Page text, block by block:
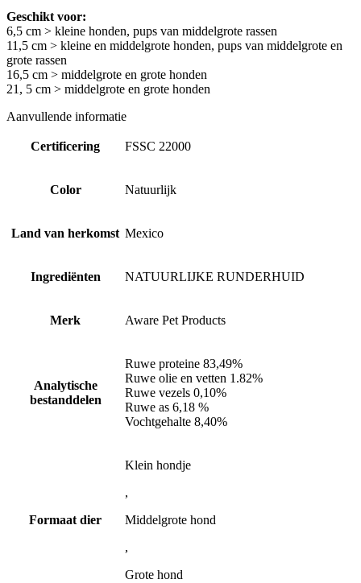
Geschikt voor:
6,5 cm > kleine honden, pups van middelgrote rassen
11,5 cm > kleine en middelgrote honden, pups van middelgrote en
grote rassen
16,5 cm > middelgrote en grote honden
21, 5 cm > middelgrote en grote honden
Aanvullende informatie
Certificering FSSC 22000
Color Natuurlijk
Land van herkomst Mexico
Ingrediënten NATUURLIJKE RUNDERHUID
Merk Aware Pet Products
Analytische
bestanddelen
Ruwe proteine 83,49%
Ruwe olie en vetten 1.82%
Ruwe vezels 0,10%
Ruwe as 6,18 %
Vochtgehalte 8,40%
Formaat dier
Klein hondje
,
Middelgrote hond
,
Grote hond